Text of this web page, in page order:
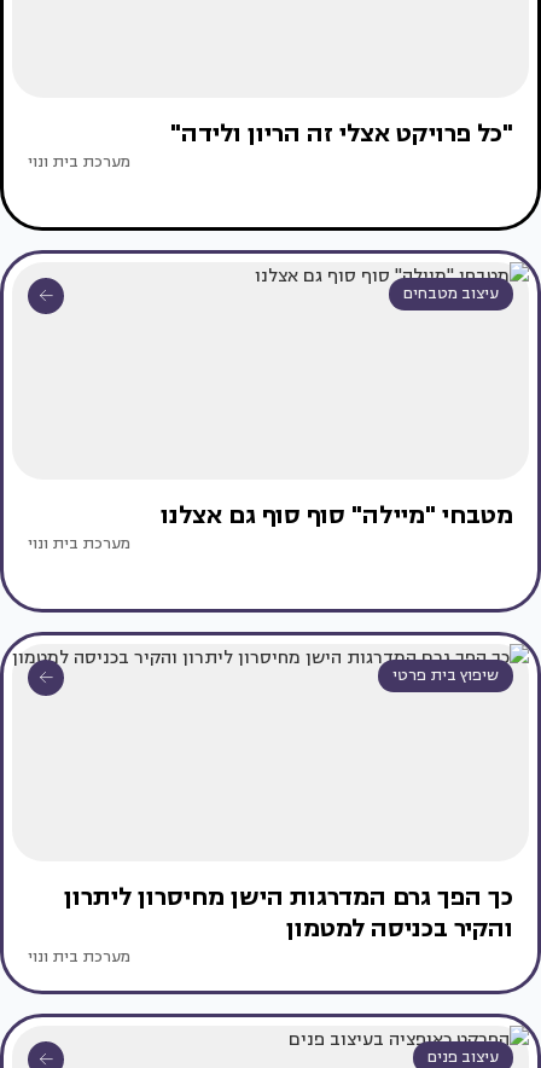
"כל פרויקט אצלי זה הריון ולידה"
מערכת בית ונוי
עיצוב מטבחים
מטבחי "מיילה" סוף סוף גם אצלנו
מערכת בית ונוי
שיפוץ בית פרטי
כך הפך גרם המדרגות הישן מחיסרון ליתרון
והקיר בכניסה למטמון
מערכת בית ונוי
עיצוב פנים